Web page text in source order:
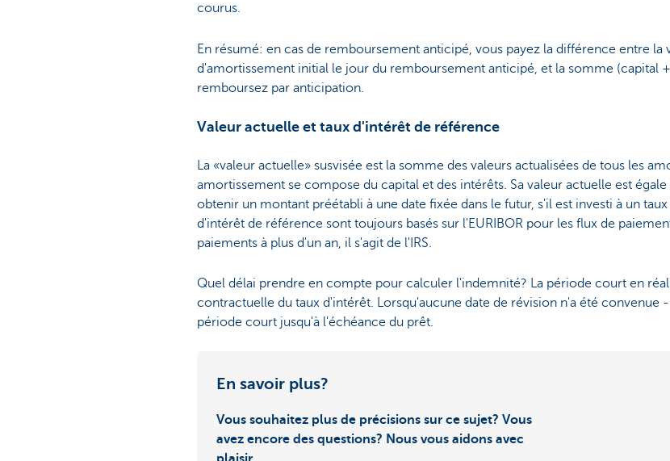
courus.
En résumé: en cas de remboursement anticipé, vous payez la différence entre la
d'amortissement initial le jour du remboursement anticipé, et la somme (capital
remboursez par anticipation.
Valeur actuelle et taux d'intérêt de référence
La «valeur actuelle» susvisée est la somme des valeurs actualisées de tous les
amortissement se compose du capital et des intérêts. Sa valeur actuelle est
obtenir un montant préétabli à une date fixée dans le futur, s'il est investi à un
d'intérêt de référence sont toujours basés sur l'EURIBOR pour les flux de
paiements à plus d'un an, il s'agit de l'IRS.
Quel délai prendre en compte pour calculer l'indemnité? La période court en
contractuelle du taux d'intérêt. Lorsqu'aucune date de révision n'a été convenue
période court jusqu'à l'échéance du prêt.
En savoir plus?
Vous souhaitez plus de précisions sur ce sujet? Vous
avez encore des questions? Nous vous aidons avec